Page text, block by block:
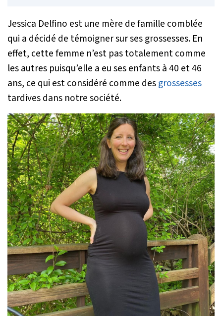
Jessica Delfino est une mère de famille comblée
qui a décidé de témoigner sur ses grossesses. En
effet, cette femme n’est pas totalement comme
les autres puisqu’elle a eu ses enfants à 40 et 46
ans, ce qui est considéré comme desgrossesses
tardives dans notre société.